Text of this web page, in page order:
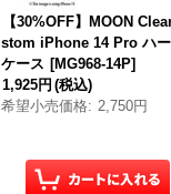
【30%OFF】MOON
stom iPhone 14 Pro ハ
ケース [MG968-14P]
1,925円 (税込)
希望小売価格: 2,750円